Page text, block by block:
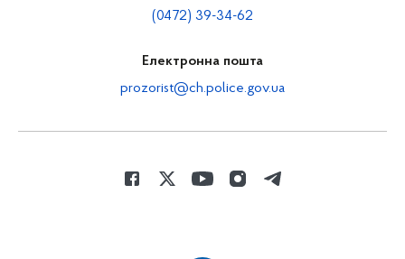
(0472) 39-34-62
Електронна пошта
prozorist@ch.police.gov.ua